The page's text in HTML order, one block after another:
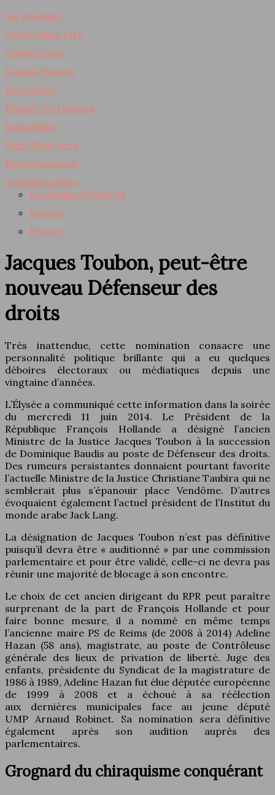
Vie pratique
Santé/Bien-être
Culture/Arts
Loisirs/Sports
Entreprise
Emploi/Formation
Immobilier
Web/High-tech
Environnement
Actualités/Blog
Economie/Finances
Europe
France
Jacques Toubon, peut-être
nouveau Défenseur des
droits
Très inattendue, cette nomination consacre une
personnalité politique brillante qui a eu quelques
déboires électoraux ou médiatiques depuis une
vingtaine d’années.
L’Élysée a communiqué cette information dans la soirée
du mercredi 11 juin 2014. Le Président de la
République François Hollande a désigné l’ancien
Ministre de la Justice Jacques Toubon à la succession
de Dominique Baudis au poste de Défenseur des droits.
Des rumeurs persistantes donnaient pourtant favorite
l’actuelle Ministre de la Justice Christiane Taubira qui ne
semblerait plus s’épanouir place Vendôme. D’autres
évoquaient également l’actuel président de l’Institut du
monde arabe Jack Lang.
La désignation de Jacques Toubon n’est pas définitive
puisqu’il devra être « auditionné » par une commission
parlementaire et pour être validé, celle-ci ne devra pas
réunir une majorité de blocage à son encontre.
Le choix de cet ancien dirigeant du RPR peut paraître
surprenant de la part de François Hollande et pour
faire bonne mesure, il a nommé en même temps
l’ancienne maire PS de Reims (de 2008 à 2014) Adeline
Hazan (58 ans), magistrate, au poste de Contrôleuse
générale des lieux de privation de liberté. Juge des
enfants, présidente du Syndicat de la magistrature de
1986 à 1989, Adeline Hazan fut élue députée européenne
de 1999 à 2008 et a échoué à sa réélection
aux dernières municipales face au jeune député
UMP Arnaud Robinet. Sa nomination sera définitive
également après son audition auprès des
parlementaires.
Grognard du chiraquisme conquérant